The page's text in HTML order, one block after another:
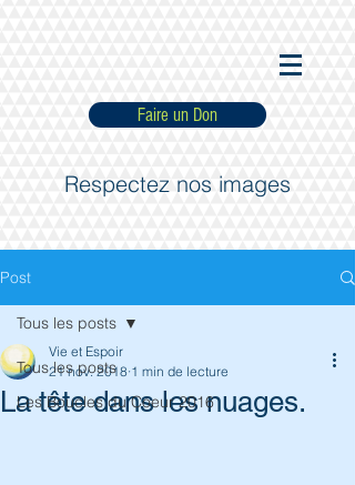
Faire un Don
Respectez nos images
Post
Tous les posts
Les Boucles du Coeur 2016
Tous les posts
La tête dans les nuages.
Vie et Espoir
21 nov. 2018 1 min de lecture